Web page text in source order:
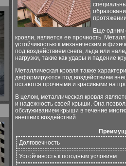
Еще одним
кровли, является ее прочность.
устойчивостью к механическим и
под воздействием снега, льда или
нагрузки, такие как удары и падение
Металлическая кровля также
деформируются под воздействием
остаются прочными и красивыми на
В целом, металлическая кровля
и надежность своей крыши. Она
обслуживанием крыши в течение
внешних воздействий.
Долговечность
Устойчивость к погодным условиям